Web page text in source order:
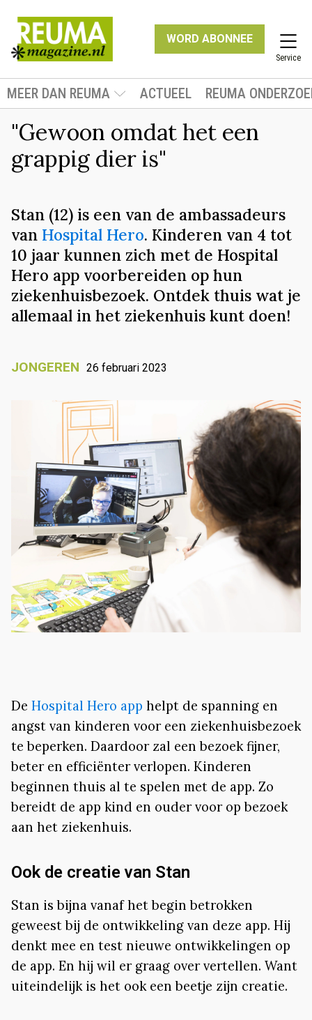
WORD ABONNEE
Service
MEER DAN REUMA ACTUEEL REUMA
"Gewoon omdat het een
grappig dier is"
Stan (12) is een van de ambassadeurs
van Hospital Hero. Kinderen van 4 tot
10 jaar kunnen zich met de Hospital
Hero app voorbereiden op hun
ziekenhuisbezoek. Ontdek thuis wat je
allemaal in het ziekenhuis kunt doen!
JONGEREN 26 februari 2023
De Hospital Hero app helpt de spanning en
angst van kinderen voor een ziekenhuisbezoek
te beperken. Daardoor zal een bezoek fijner,
beter en efficiënter verlopen. Kinderen
beginnen thuis al te spelen met de app. Zo
bereidt de app kind en ouder voor op bezoek
aan het ziekenhuis.
Ook de creatie van Stan
Stan is bijna vanaf het begin betrokken
geweest bij de ontwikkeling van deze app. Hij
denkt mee en test nieuwe ontwikkelingen op
de app. En hij wil er graag over vertellen. Want
uiteindelijk is het ook een beetje zijn creatie.